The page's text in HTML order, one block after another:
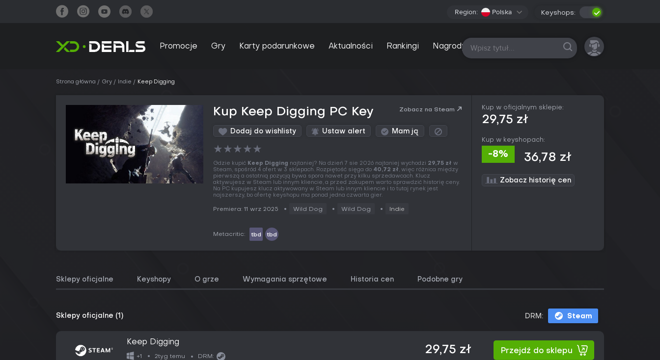
Region: Polska Keyshops:
Promocje Gry Karty podarunkowe Aktualności Rankingi Nagrody Wszystkie platformy
Strona główna Gry Indie Keep Digging
Kup Keep Digging PC Key Zobacz na Steam
Dodaj do wishlisty Ustaw alert Mam ją
★★★★★
Gdzie kupić Keep Digging najtaniej? Na dzień 7 sie 2026 najtaniej wychodzi 29,75 zł w
Steam, spośród 4 ofert w 3 sklepach. Rozpiętość sięga do 40,72 zł, więc różnica między
pierwszą a ostatnią pozycją bywa spora nawet przy kilku sprzedawcach. Klucz
aktywujesz w Steam lub innym kliencie, a przed zakupem warto sprawdzić historię ceny.
Na PC kupujesz klucz aktywowany w Steam lub innym kliencie i to tutaj rynek jest
najszerszy, bo ofertę keyshopu ma ponad jedna czwarta gier.
Premiera: 11 wrz 2025 Wild Dog Wild Dog Indie
Metacritic: tbd tbd
Kup w oficjalnym sklepie:
29,75 zł
Kup w keyshopach:
-8% 36,78 zł
Zobacz historię cen
Sklepy oficjalne Keyshopy O grze Wymagania sprzętowe Historia cen Podobne gry
Sklepy oficjalne (1) DRM: Steam
Keep Digging
+1 2tyg temu DRM:
29,75 zł Przejdź do sklepu